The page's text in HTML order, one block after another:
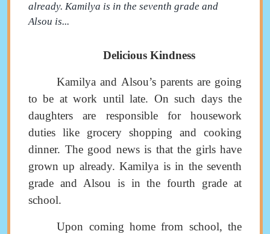
already. Kamilya is in the seventh grade and
Alsou is...
Delicious Kindness
Kamilya and Alsou’s parents are going
to be at work until late. On such days the
daughters are responsible for housework
duties like grocery shopping and cooking
dinner. The good news is that the girls have
grown up already. Kamilya is in the seventh
grade and Alsou is in the fourth grade at
school.
Upon coming home from school, the